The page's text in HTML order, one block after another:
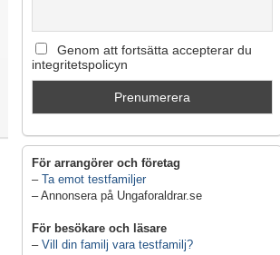
Genom att fortsätta accepterar du
integritetspolicyn
För arrangörer och företag
– Ta emot testfamiljer
– Annonsera på Ungaforaldrar.se
För besökare och läsare
– Vill din familj vara testfamilj?